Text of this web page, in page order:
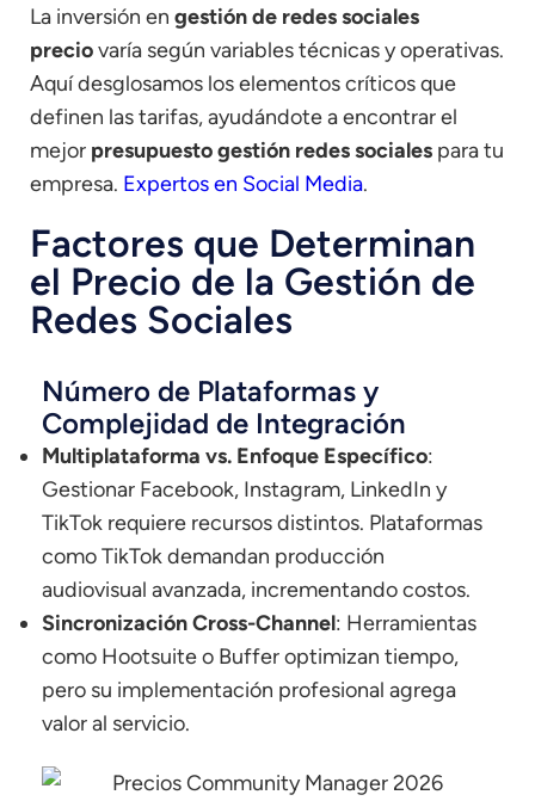
La inversión en gestión de redes sociales
preciovaría según variables técnicas y operativas.
Aquí desglosamos los elementos críticos que
definen las tarifas, ayudándote a encontrar el
mejor presupuesto gestión redes sociales para tu
empresa. Expertos en Social Media.
Factores que Determinan
el Precio de la Gestión de
Redes Sociales
Número de Plataformas y
Complejidad de Integración
Multiplataforma vs. Enfoque Específico:
Gestionar Facebook, Instagram, LinkedIn y
TikTok requiere recursos distintos. Plataformas
como TikTok demandan producción
audiovisual avanzada, incrementando costos.
Sincronización Cross-Channel: Herramientas
como Hootsuite o Buffer optimizan tiempo,
pero su implementación profesional agrega
valor al servicio.